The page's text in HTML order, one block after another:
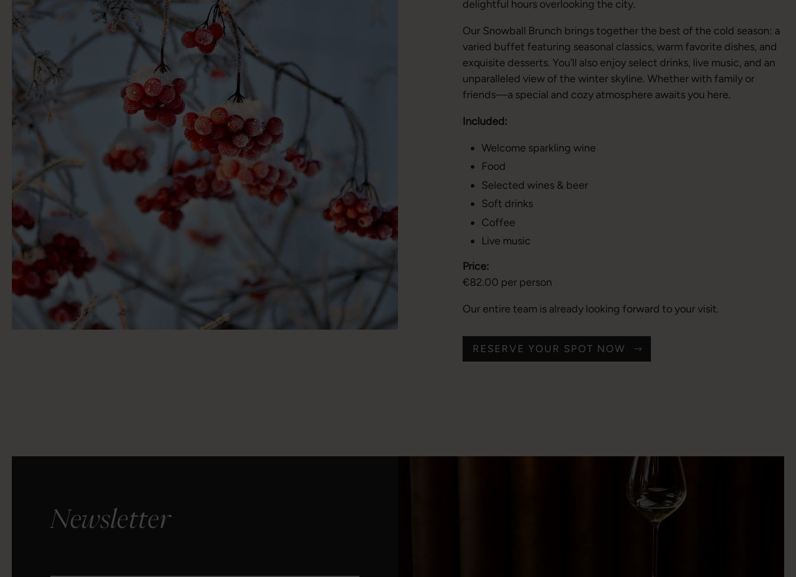
delightful hours overlooking the city.
Our Snowball Brunch brings together the best of the cold season: a
varied buffet featuring seasonal classics, warm favorite dishes, and
exquisite desserts. You’ll also enjoy select drinks, live music, and an
unparalleled view of the winter skyline. Whether with family or
friends—a special and cozy atmosphere awaits you here.
Included:
Welcome sparkling wine
Food
Selected wines & beer
Soft drinks
Coffee
Live music
Price:
€82.00 per person
Our entire team is already looking forward to your visit.
RESERVE YOUR SPOT NOW
Newsletter